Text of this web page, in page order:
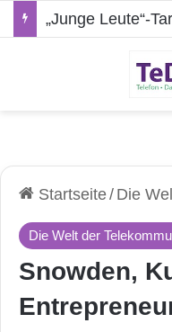
Startseite/ Die
Die Welt der
Snowden,